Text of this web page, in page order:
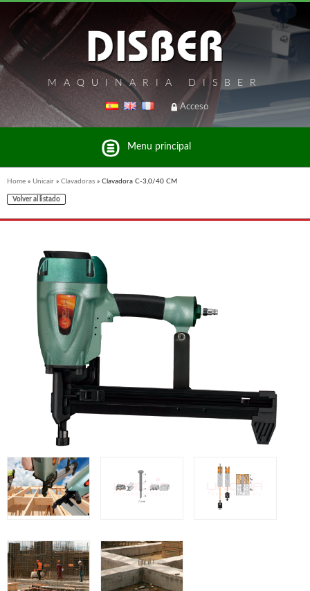
MAQUINARIA DISBER
Acceso
Menu principal
Listado de marcas y productos del Grupo Disber
FREEMAN
Clavadoras Batería
Herramientas varias
Grapadoras Bateria
Clavadoras Neumáticas Freeman
Grapadoras Neumáticas Freeman
Grapadoras manuales Freeman
Accesorios
Compresores silenciosos
Compresores Tornillo
Secadores
Clavadoras
Grapadoras
Herramientas
WOODMAN
Home » Unicair » Clavadoras » Clavadora C-3,0/40 CM
Volver al listado